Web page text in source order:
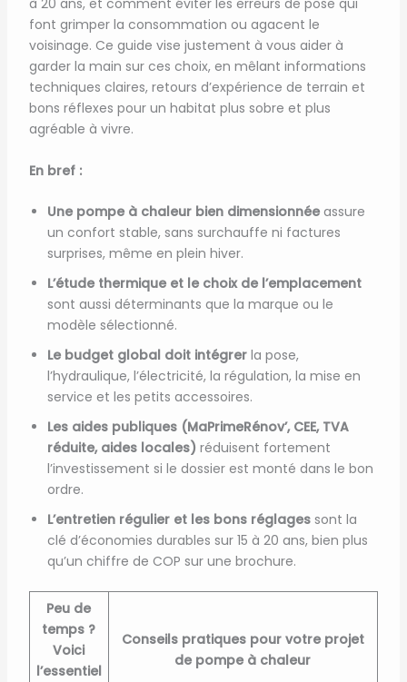
à 20 ans, et comment éviter les erreurs de pose qui
font grimper la consommation ou agacent le
voisinage. Ce guide vise justement à vous aider à
garder la main sur ces choix, en mêlant informations
techniques claires, retours d’expérience de terrain et
bons réflexes pour un habitat plus sobre et plus
agréable à vivre.
En bref :
Une pompe à chaleur bien dimensionnéeassure
un confort stable, sans surchauffe ni factures
surprises, même en plein hiver.
L’étude thermique et le choix de l’emplacement
sont aussi déterminants que la marque ou le
modèle sélectionné.
Le budget global doit intégrerla pose,
l’hydraulique, l’électricité, la régulation, la mise en
service et les petits accessoires.
Les aides publiques (MaPrimeRénov’, CEE, TVA
réduite, aides locales) réduisent fortement
l’investissement si le dossier est monté dans le bon
ordre.
L’entretien régulier et les bons réglagessont la
clé d’économies durables sur 15 à 20 ans, bien plus
qu’un chiffre de COP sur une brochure.
Peu de
temps ?
Voici
l’essentiel
Conseils pratiques pour votre projet
de pompe à chaleur